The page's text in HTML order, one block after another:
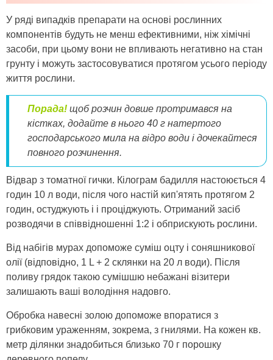
У ряді випадків препарати на основі рослинних
компонентів будуть не менш ефективними, ніж хімічні
засоби, при цьому вони не впливають негативно на стан
грунту і можуть застосовуватися протягом усього періоду
життя рослини.
Порада! щоброзчин довше протримався на
кістках, додайте в нього 40 г натертого
господарського мила на відро води і дочекайтеся
повного розчинення.
Відвар з томатної гички. Кілограм бадилля настоюється 4
годин 10 л води, після чого настій кип'ятять протягом 2
годин, остуджують і і проціджують. Отриманий засіб
розводячи в співвідношенні 1:2 і обприскують рослини.
Від набігів мурах допоможе суміш оцту і соняшникової
олії (відповідно, 1 L + 2 склянки на 20 л води). Після
поливу грядок такою сумішшю небажані візитери
залишають ваші володіння надовго.
Обробка навесні золою допоможе впоратися з
грибковим ураженням, зокрема, з гнилями. На кожен кв.
метр ділянки знадобиться близько 70 г порошку